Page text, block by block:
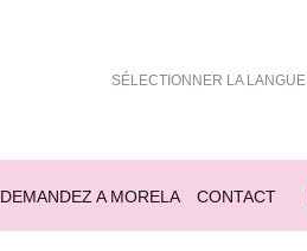
SÉLECTIONNER LA LANGUE
DEMANDEZ A MORELA CONTACT